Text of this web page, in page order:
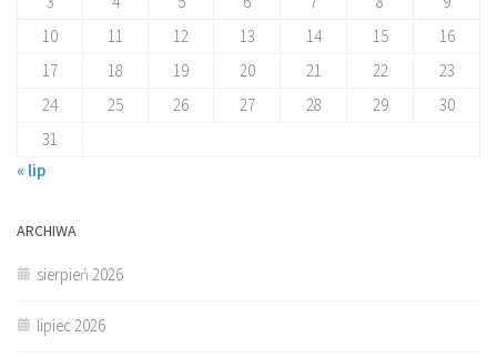
10
11 12 13 14 15
16
17
18 19 20 21 22
23
24
25 26 27 28 29
30
31
« lip
ARCHIWA
sierpień 2026
lipiec 2026